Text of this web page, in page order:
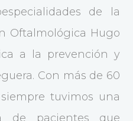
de la
Oftalmológica Hugo
a la prevención y
Con más de 60
tuvimos una
de pacientes que